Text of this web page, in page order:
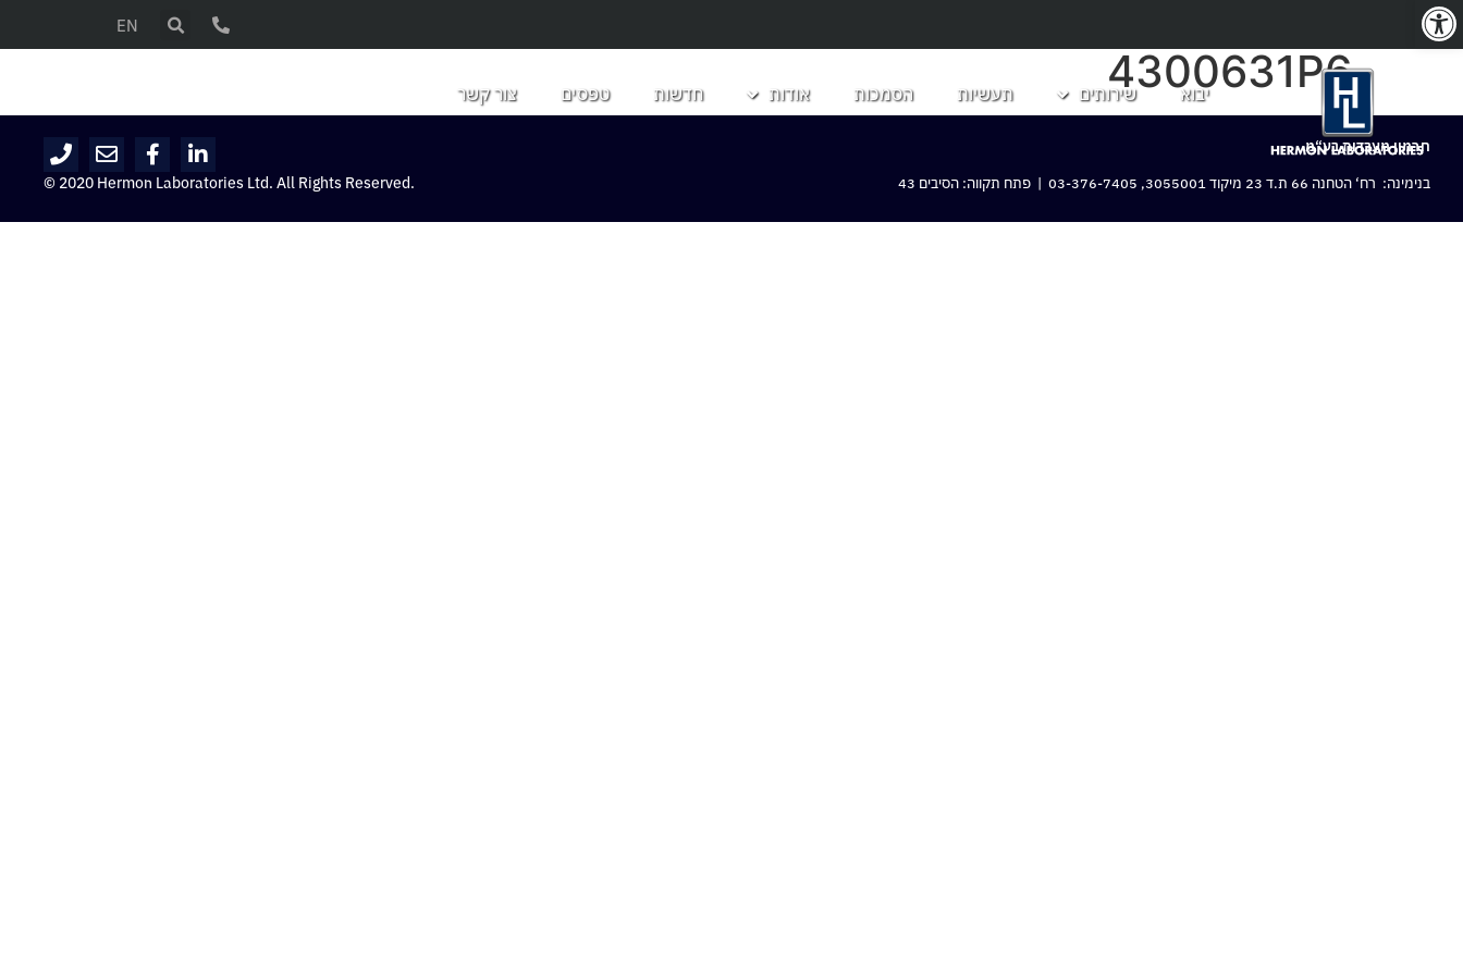
EN
יבוא שירותים תעשיות הסמכות אודות חדשות טפסים צור קשר 4300631P6
חרמון מעבדות בע“מ
בנימינה: רח‘ הטחנה 66 ת.ד 23 מיקוד 3055001,
03-376-7405 | פתח תקווה: הסיבים 43 © 2020 Hermon Laboratories Ltd. All Rights Reserved.